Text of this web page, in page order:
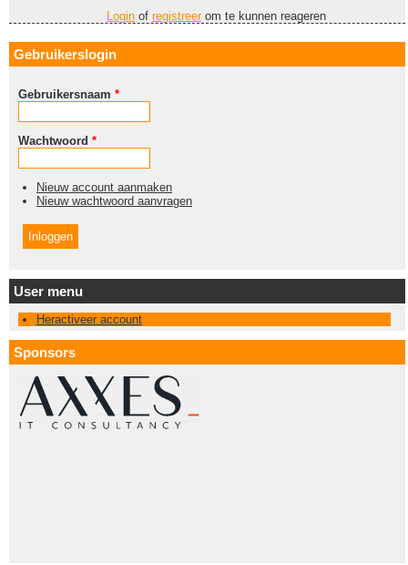
Login of registreerom te kunnen reageren
Gebruikerslogin
Gebruikersnaam *
Wachtwoord *
Nieuw account aanmaken
Nieuw wachtwoord aanvragen
User menu
Heractiveer account
Sponsors